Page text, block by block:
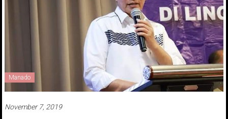
Manado
November 7, 2019